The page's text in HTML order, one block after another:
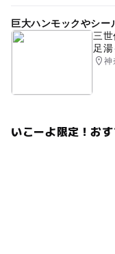
巨大ハンモックやシ
三
足湯
神
いこーよ限定！お